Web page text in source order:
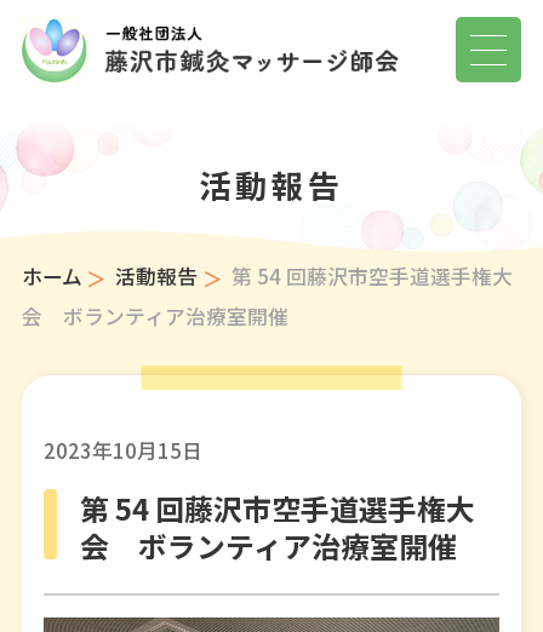
活動報告
ホーム 活動報告
第 54 回藤沢市空手道選手権大
会 ボランティア治療室開催
2023年10月15日
第 54 回藤沢市空手道選手権大
会 ボランティア治療室開催